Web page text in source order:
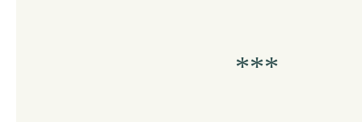
***